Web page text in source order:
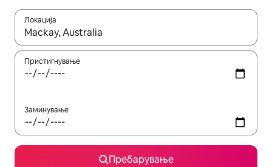
Локација
Кога резултатите се достапни, движете се со копчињата
Пристигнување
Заминување
Пребарување